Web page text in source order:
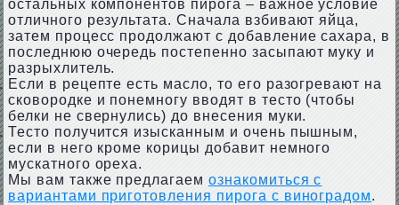
остальных компонентов пирога – важное условие
отличного результата. Сначала взбивают яйца,
затем процесс продолжают с добавление сахара, в
последнюю очередь постепенно засыпают муку и
разрыхлитель.
Если в рецепте есть масло, то его разогревают на
сковородке и понемногу вводят в тесто (чтобы
белки не свернулись) до внесения муки.
Тесто получится изысканным и очень пышным,
если в него кроме корицы добавит немного
мускатного ореха.
Мы вам также предлагаем ознакомиться с
вариантами приготовления пирога с виноградом.